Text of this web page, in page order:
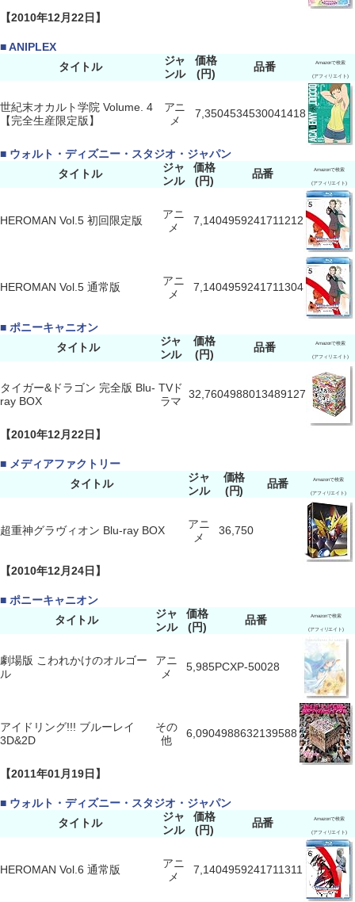
【2010年12月22日】
■ ANIPLEX
タイトル
ジャ
ンル
価格
(円)
品番 Amazonで検索
(アフィリエイト)
世紀末オカルト学院 Volume. 4
【完全生産限定版】
アニ
メ
7,3504534530041418
■ ウォルト・ディズニー・スタジオ・ジャパン
タイトル
ジャ
ンル
価格
(円)
品番 Amazonで検索
(アフィリエイト)
HEROMAN Vol.5 初回限定版
アニ
メ
7,1404959241711212
HEROMAN Vol.5 通常版
アニ
メ
7,1404959241711304
■ ポニーキャニオン
タイトル
ジャ
ンル
価格
(円)
品番 Amazonで検索
(アフィリエイト)
タイガー&ドラゴン 完全版 Blu-
ray BOX
TVド
ラマ
32,7604988013489127
【2010年12月22日】
■ メディアファクトリー
タイトル
ジャ
ンル
価格
(円)
品番 Amazonで検索
(アフィリエイト)
超重神グラヴィオン Blu-ray BOX
アニ
メ
36,750
【2010年12月24日】
■ ポニーキャニオン
タイトル
ジャ
ンル
価格
(円)
品番 Amazonで検索
(アフィリエイト)
劇場版 こわれかけのオルゴー
ル
アニ
メ
5,985PCXP-50028
アイドリング!!! ブルーレイ
3D&2D
その
他
6,0904988632139588
【2011年01月19日】
■ ウォルト・ディズニー・スタジオ・ジャパン
タイトル
ジャ
ンル
価格
(円)
品番 Amazonで検索
(アフィリエイト)
HEROMAN Vol.6 通常版
アニ
メ
7,1404959241711311